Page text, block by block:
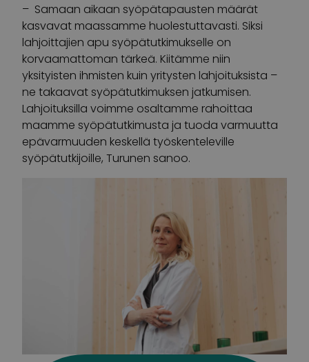
– Samaan aikaan syöpätapausten määrät
kasvavat maassamme huolestuttavasti. Siksi
lahjoittajien apu syöpätutkimukselle on
korvaamattoman tärkeä. Kiitämme niin
yksityisten ihmisten kuin yritysten lahjoituksista –
ne takaavat syöpätutkimuksen jatkumisen.
Lahjoituksilla voimme osaltamme rahoittaa
maamme syöpätutkimusta ja tuoda varmuutta
epävarmuuden keskellä työskenteleville
syöpätutkijoille, Turunen sanoo.